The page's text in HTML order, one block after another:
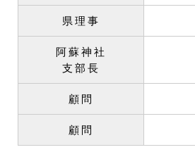
県理事
阿蘇神社
支部長
顧問
顧問